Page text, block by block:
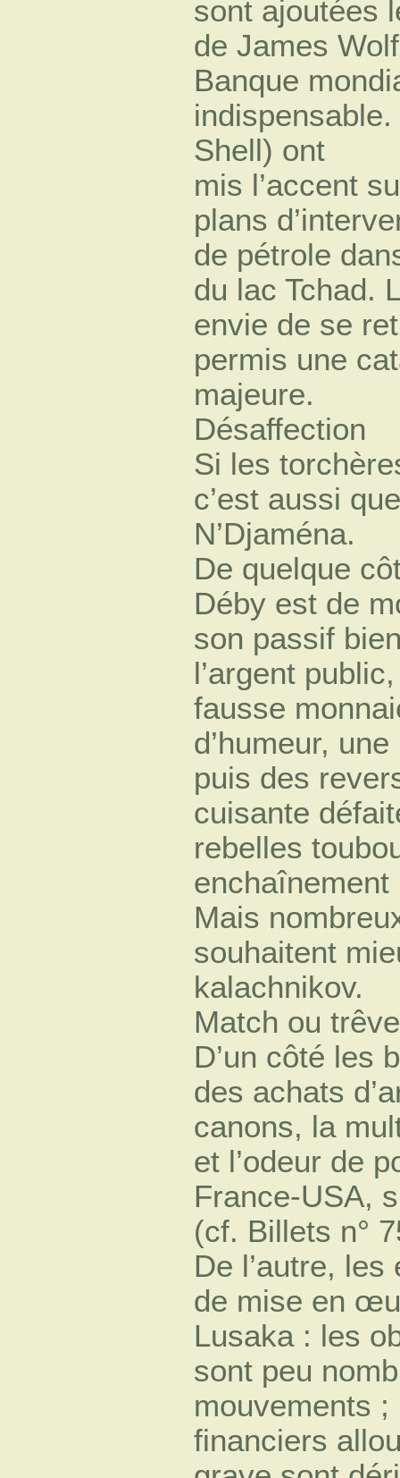
sont ajoutées
de James
Banque
Shell) ont
mis l’accent
plans
de pétrole
du lac Tchad.
envie de se
permis une
majeure.
Désaffection
Si les
c’est aussi
N’Djaména.
De quelque
Déby est de
son passif
l’argent
fausse
d’humeur,
puis des
cuisante
rebelles
enchaînement
Mais
souhaitent
kalachnikov.
Match ou
D’un côté les
des achats
canons, la
et l’odeur de
France-USA,
(cf. Billets n°
De l’autre,
de mise en
Lusaka : les
sont peu
mouvements
financiers